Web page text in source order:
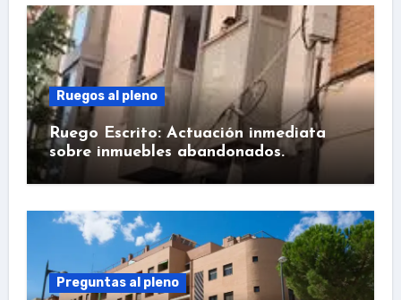
Ruegos al pleno
Ruego Escrito: Actuación inmediata
sobre inmuebles abandonados.
Preguntas al pleno